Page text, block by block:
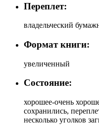
Переплет:
владельческий
Формат книги:
увеличенный
Состояние:
хорошее-очень
сохранились,
несколько уголков